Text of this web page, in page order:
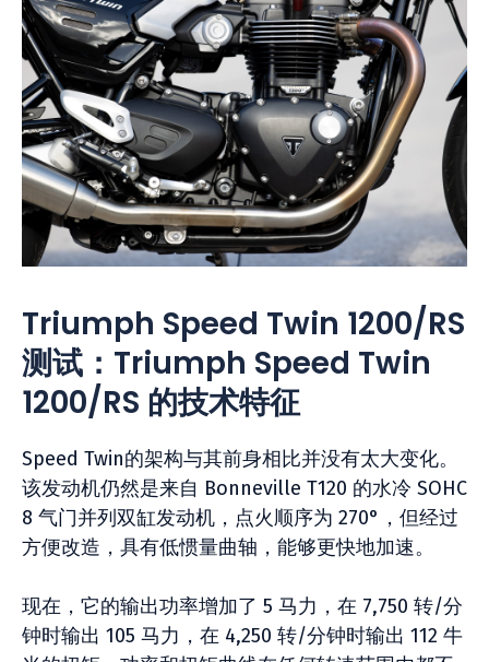
Triumph Speed Twin 1200/RS
测试：Triumph Speed Twin
1200/RS 的技术特征
Speed Twin的架构与其前身相比并没有太大变化。
该发动机仍然是来自 Bonneville T120 的水冷 SOHC
8 气门并列双缸发动机，点火顺序为 270°，但经过
方便改造，具有低惯量曲轴，能够更快地加速。
现在，它的输出功率增加了 5 马力，在 7,750 转/分
钟时输出 105 马力，在 4,250 转/分钟时输出 112 牛